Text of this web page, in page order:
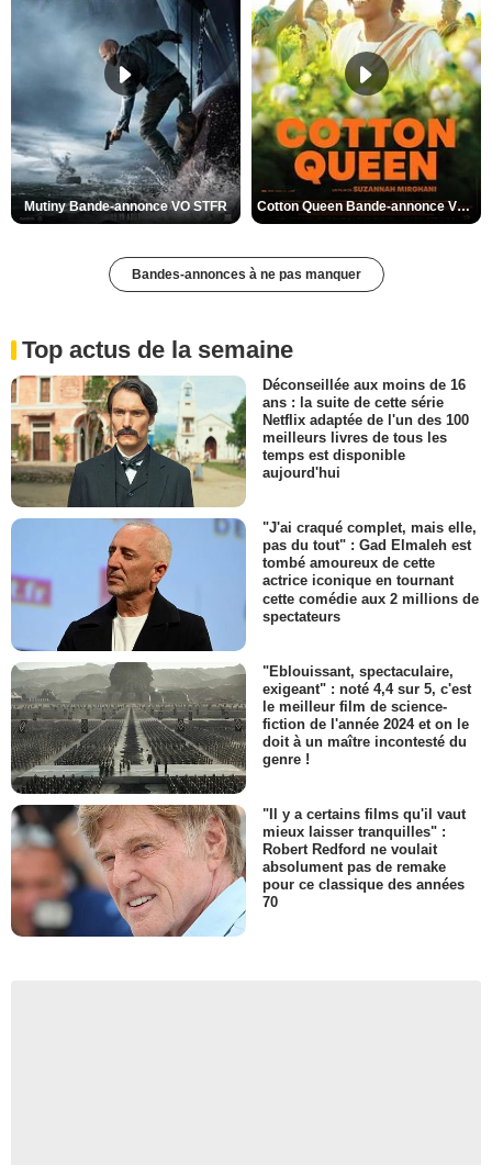
Mutiny Bande-annonce VO STFR Cotton Queen Bande-annonce VO STFR
Bandes-annonces à ne pas manquer
Top actus de la semaine
Déconseillée aux moins de 16
ans : la suite de cette série
Netflix adaptée de l'un des 100
meilleurs livres de tous les
temps est disponible
aujourd'hui
"J'ai craqué complet, mais elle,
pas du tout" : Gad Elmaleh est
tombé amoureux de cette
actrice iconique en tournant
cette comédie aux 2 millions de
spectateurs
"Eblouissant, spectaculaire,
exigeant" : noté 4,4 sur 5, c'est
le meilleur film de science-
fiction de l'année 2024 et on le
doit à un maître incontesté du
genre !
"Il y a certains films qu'il vaut
mieux laisser tranquilles" :
Robert Redford ne voulait
absolument pas de remake
pour ce classique des années
70